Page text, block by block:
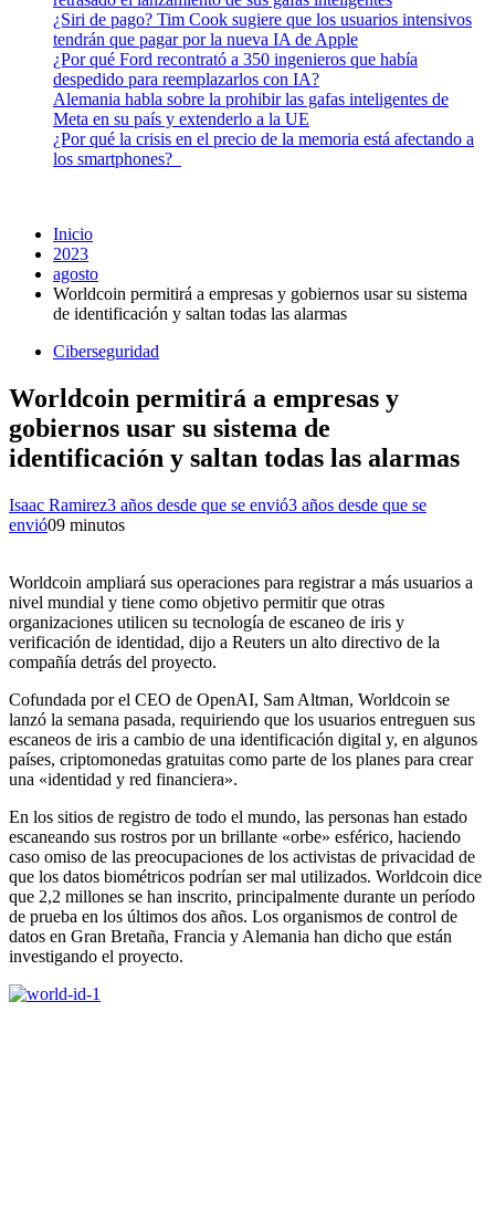
¿Siri de pago? Tim Cook sugiere que los usuarios intensivos
tendrán que pagar por la nueva IA de Apple
¿Por qué Ford recontrató a 350 ingenieros que había
despedido para reemplazarlos con IA?
Alemania habla sobre la prohibir las gafas inteligentes de
Meta en su país y extenderlo a la UE
¿Por qué la crisis en el precio de la memoria está afectando a
los smartphones?
Inicio
2023
agosto
Worldcoin permitirá a empresas y gobiernos usar su sistema
de identificación y saltan todas las alarmas
Ciberseguridad
Worldcoin permitirá a empresas y
gobiernos usar su sistema de
identificación y saltan todas las alarmas
Isaac Ramirez3 años desde que se envió3 años desde que se
envió09 minutos
Worldcoin ampliará sus operaciones para registrar a más usuarios a
nivel mundial y tiene como objetivo permitir que otras
organizaciones utilicen su tecnología de escaneo de iris y
verificación de identidad, dijo a Reuters un alto directivo de la
compañía detrás del proyecto.
Cofundada por el CEO de OpenAI, Sam Altman, Worldcoin se
lanzó la semana pasada, requiriendo que los usuarios entreguen sus
escaneos de iris a cambio de una identificación digital y, en algunos
países, criptomonedas gratuitas como parte de los planes para crear
una «identidad y red financiera».
En los sitios de registro de todo el mundo, las personas han estado
escaneando sus rostros por un brillante «orbe» esférico, haciendo
caso omiso de las preocupaciones de los activistas de privacidad de
que los datos biométricos podrían ser mal utilizados. Worldcoin dice
que 2,2 millones se han inscrito, principalmente durante un período
de prueba en los últimos dos años. Los organismos de control de
datos en Gran Bretaña, Francia y Alemania han dicho que están
investigando el proyecto.